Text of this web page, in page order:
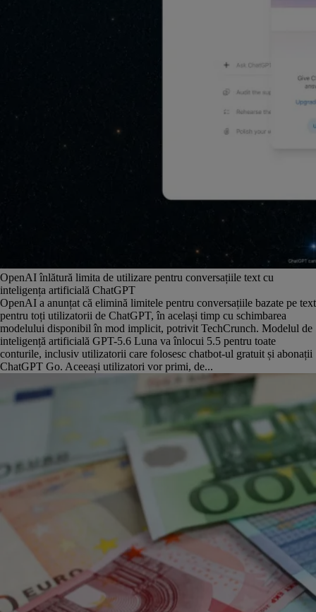
OpenAI înlătură limita de utilizare pentru conversațiile text cu
inteligența artificială ChatGPT
OpenAI a anunțat că elimină limitele pentru conversațiile bazate pe text
pentru toți utilizatorii de ChatGPT, în același timp cu schimbarea
modelului disponibil în mod implicit, potrivit TechCrunch. Modelul de
inteligență artificială GPT-5.6 Luna va înlocui 5.5 pentru toate
conturile, inclusiv utilizatorii care folosesc chatbot-ul gratuit și abonații
ChatGPT Go. Aceeași utilizatori vor primi, de...